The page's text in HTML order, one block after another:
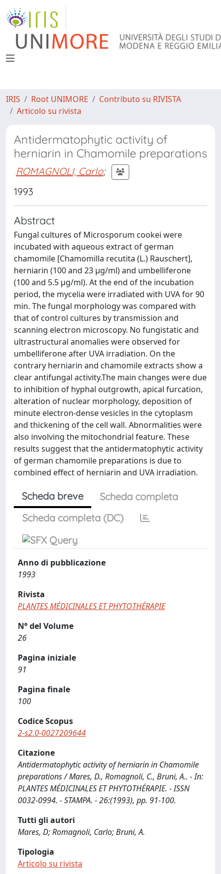
IRIS Root UNIMORE
Contributo su RIVISTA
Articolo su rivista
Antidermatophytic activity of
herniarin in Chamomile preparations
ROMAGNOLI, Carlo;
1993
Abstract
Fungal cultures of Microsporum cookei were
incubated with aqueous extract of german
chamomile [Chamomilla recutita (L.) Rauschert],
herniarin (100 and 23 μg/ml) and umbelliferone
(100 and 5.5 μg/ml). At the end of the incubation
period, the mycelia were irradiated with UVA for 90
min. The fungal morphology was compared with
that of control cultures by transmission and
scanning electron microscopy. No fungistatic and
ultrastructural anomalies were observed for
umbelliferone after UVA irradiation. On the
contrary herniarin and chamomile extracts show a
clear antifungal activity.The main changes were due
to inhibition of hyphal outgrowth, apical furcation,
alteration of nuclear morphology, deposition of
minute electron-dense vesicles in the cytoplasm
and thickening of the cell wall. Abnormalities were
also involving the mitochondrial feature. These
results suggest that the antidermatophytic activity
of german chamomile preparations is due to
combined effect of herniarin and UVA irradiation.
Scheda breve
Scheda completa
Scheda completa (DC)
Anno di pubblicazione
1993
Rivista
PLANTES MÉDICINALES ET PHYTOTHÉRAPIE
N° del Volume
26
Pagina iniziale
91
Pagina finale
100
Codice Scopus
2-s2.0-0027209644
Citazione
Antidermatophytic activity of herniarin in Chamomile
preparations / Mares, D., Romagnoli, C., Bruni, A.. - In:
PLANTES MÉDICINALES ET PHYTOTHÉRAPIE. - ISSN
0032-0994. - STAMPA. - 26:(1993), pp. 91-100.
Tutti gli autori
Mares, D; Romagnoli, Carlo; Bruni, A.
Tipologia
Articolo su rivista